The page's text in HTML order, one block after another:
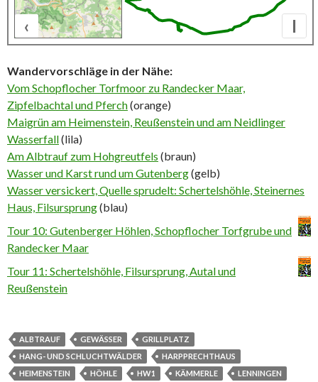
I
500 m
‹
Wandervorschläge in der Nähe:
Vom Schopflocher Torfmoor zu Randecker Maar,
Zipfelbachtal und Pferch(orange)
Maigrün am Heimenstein, Reußenstein und am Neidlinger
Wasserfall(lila)
Am Albtrauf zum Hohgreutfels (braun)
Wasser und Karst rund um Gutenberg(gelb)
Wasser versickert, Quelle sprudelt: Schertelshöhle, Steinernes
Haus, Filsursprung(blau)
Tour 10: Gutenberger Höhlen, Schopflocher Torfgrube und
Randecker Maar
Tour 11: Schertelshöhle, Filsursprung, Autal und
Reußenstein
ALBTRAUF GEWÄSSER
GRILLPLATZ
HANG- UND SCHLUCHTWÄLDER
HARPPRECHTHAUS
HEIMENSTEIN
HÖHLE HW1 KÄMMERLE
LENNINGEN